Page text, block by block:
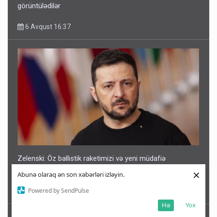
Abunə olaraq ən son xəbərləri izləyin.
Powered by SendPulse
Yox
Hə
×
görüntülədilər
6 Avqust 16:37
Zelenski: Öz ballistik raketimizi və yeni müdafiə
sistemimizi yaradırıq
6 Avqust 16:31